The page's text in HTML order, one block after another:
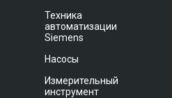
Техника
автоматизации
Siemens
Насосы
Измерительный
инструмент